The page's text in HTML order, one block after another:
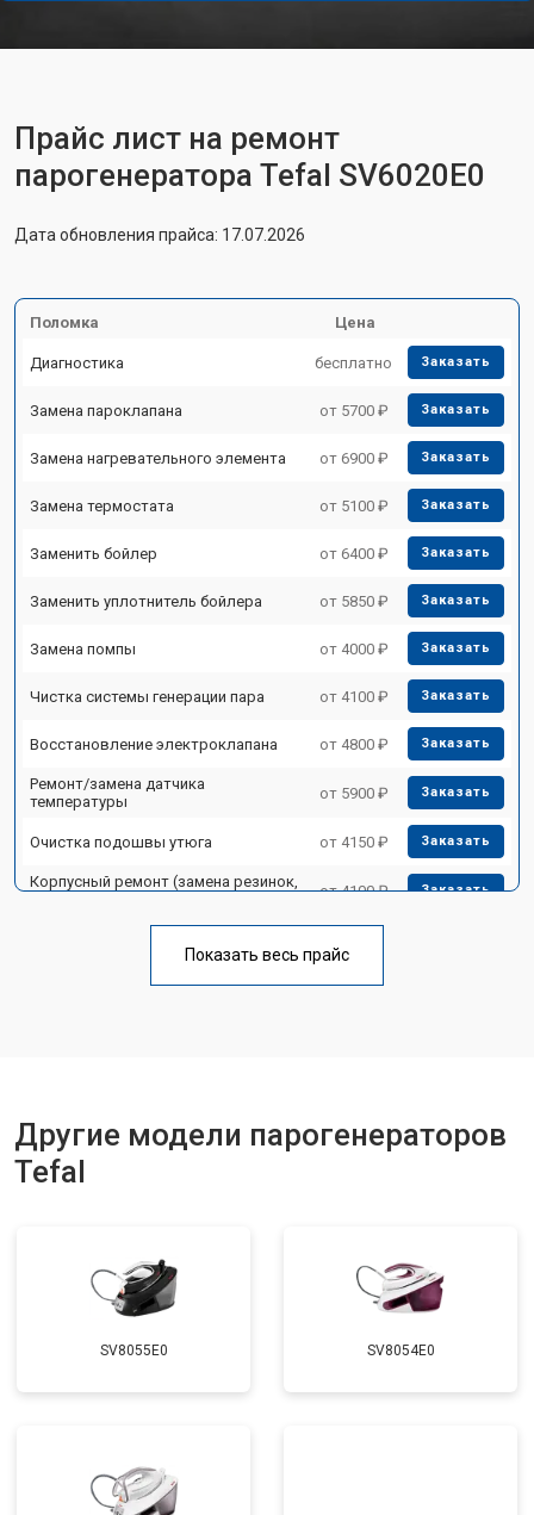
Прайс лист на ремонт
парогенератора Tefal SV6020E0
Дата обновления прайса: 17.07.2026
Поломка Цена
Диагностика бесплатно Заказать
Замена пароклапана от 5700 ₽ Заказать
Замена нагревательного элемента от 6900 ₽ Заказать
Замена термостата от 5100 ₽ Заказать
Заменить бойлер от 6400 ₽ Заказать
Заменить уплотнитель бойлера от 5850 ₽ Заказать
Замена помпы от 4000 ₽ Заказать
Чистка системы генерации пара от 4100 ₽ Заказать
Восстановление электроклапана от 4800 ₽ Заказать
Ремонт/замена датчика
температуры
от 5900 ₽ Заказать
Очистка подошвы утюга от 4150 ₽ Заказать
Корпусный ремонт (замена резинок,
от 4100 ₽ Заказать
Замена клапана давления от 5850 ₽
Показать весь прайс
Другие модели парогенераторов
Tefal
SV8055E0 SV8054E0